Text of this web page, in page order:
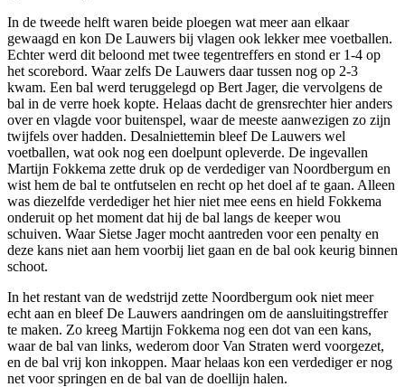
In de tweede helft waren beide ploegen wat meer aan elkaar
gewaagd en kon De Lauwers bij vlagen ook lekker mee voetballen.
Echter werd dit beloond met twee tegentreffers en stond er 1-4 op
het scorebord. Waar zelfs De Lauwers daar tussen nog op 2-3
kwam. Een bal werd teruggelegd op Bert Jager, die vervolgens de
bal in de verre hoek kopte. Helaas dacht de grensrechter hier anders
over en vlagde voor buitenspel, waar de meeste aanwezigen zo zijn
twijfels over hadden. Desalniettemin bleef De Lauwers wel
voetballen, wat ook nog een doelpunt opleverde. De ingevallen
Martijn Fokkema zette druk op de verdediger van Noordbergum en
wist hem de bal te ontfutselen en recht op het doel af te gaan. Alleen
was diezelfde verdediger het hier niet mee eens en hield Fokkema
onderuit op het moment dat hij de bal langs de keeper wou
schuiven. Waar Sietse Jager mocht aantreden voor een penalty en
deze kans niet aan hem voorbij liet gaan en de bal ook keurig binnen
schoot.
In het restant van de wedstrijd zette Noordbergum ook niet meer
echt aan en bleef De Lauwers aandringen om de aansluitingstreffer
te maken. Zo kreeg Martijn Fokkema nog een dot van een kans,
waar de bal van links, wederom door Van Straten werd voorgezet,
en de bal vrij kon inkoppen. Maar helaas kon een verdediger er nog
net voor springen en de bal van de doellijn halen.